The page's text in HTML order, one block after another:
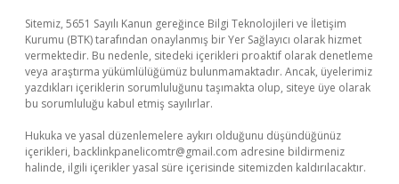
Sitemiz, 5651 Sayılı Kanun gereğince Bilgi Teknolojileri ve İletişim
Kurumu (BTK) tarafından onaylanmış bir Yer Sağlayıcı olarak hizmet
vermektedir. Bu nedenle, sitedeki içerikleri proaktif olarak denetleme
veya araştırma yükümlülüğümüz bulunmamaktadır. Ancak, üyelerimiz
yazdıkları içeriklerin sorumluluğunu taşımakta olup, siteye üye olarak
bu sorumluluğu kabul etmiş sayılırlar.
Hukuka ve yasal düzenlemelere aykırı olduğunu düşündüğünüz
içerikleri, backlinkpanelicomtr@gmail.com adresine bildirmeniz
halinde, ilgili içerikler yasal süre içerisinde sitemizden kaldırılacaktır.